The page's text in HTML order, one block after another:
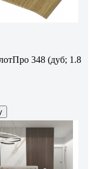
348 (дуб; 1.8